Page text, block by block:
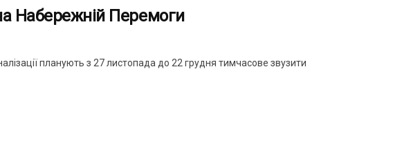
Набережній Перемоги
планують з 27 листопада до 22 грудня тимчасове звузити